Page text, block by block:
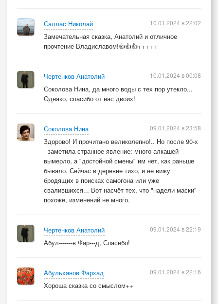
В бане делают коньяк.
«Белый аист» мутным взглядом
Подаёт им добрый знак.
Плюс из проруби вода.
Удивительно простая
Арифметика труда.
Улыбаются злодеи:
Гад Кондрат и гад Петрусь.
Ой ты, матушка-Расея,
Вечно жаждущая Русь!
Гад Кондрат с Петрусем-гадом
Заглянули в кабачок.
И заморский коньячок.
И Петрусь свалился с пяток,
Вслед за ним упал Кондрат.
Саллас Николай
Замечательная сказка, Анатолий и отличное
прочтение Владиславом!👍👍👍+++++
10.01.2024 в 22:02
Чертенков Анатолий
Соколова Нина, да много воды с тех пор утекло...
Однако, спасибо от нас двоих!
10.01.2024 в 00:08
Соколова Нина
Здорово! И прочитано великолепно!.. Но после 90-х
- заметила странное явление: много алкашей
вымерло, а "достойной смены" им нет, как раньше
бывало. Сейчас в деревне тихо, и не вижу
бродящих в поисках самогона или уже
свалившихся... Вот насчёт тех, что "надели маски" -
похоже, изменений не много.
09.01.2024 в 23:58
Чертенков Анатолий
Абул-------в Фар---д, Спасибо!
09.01.2024 в 22:19
Абульханов Фархад
Хороша сказка со смыслом++
09.01.2024 в 22:16